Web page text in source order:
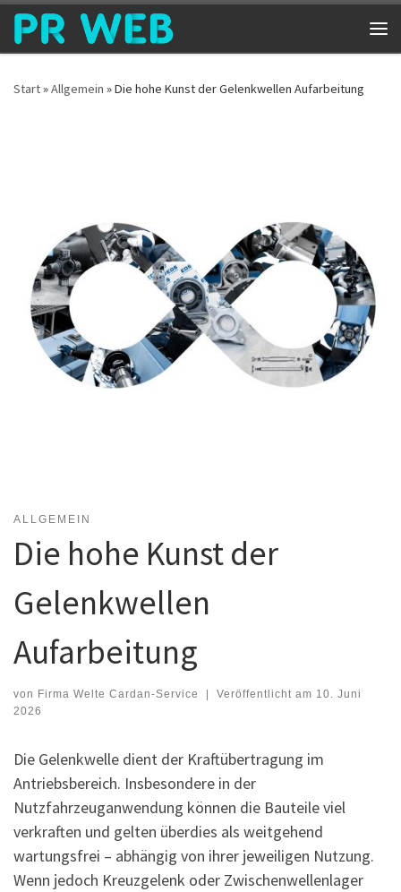
Zum Inhalt springen
Start»Allgemein »Die hohe Kunst der Gelenkwellen Aufarbeitung
ALLGEMEIN
Die hohe Kunst der
Gelenkwellen
Aufarbeitung
von Firma Welte Cardan-Service Veröffentlicht am 10. Juni
2026
Die Gelenkwelle dient der Kraftübertragung im
Antriebsbereich. Insbesondere in der
Nutzfahrzeuganwendung können die Bauteile viel
verkraften und gelten überdies als weitgehend
wartungsfrei – abhängig von ihrer jeweiligen Nutzung.
Wenn jedoch Kreuzgelenk oder Zwischenwellenlager